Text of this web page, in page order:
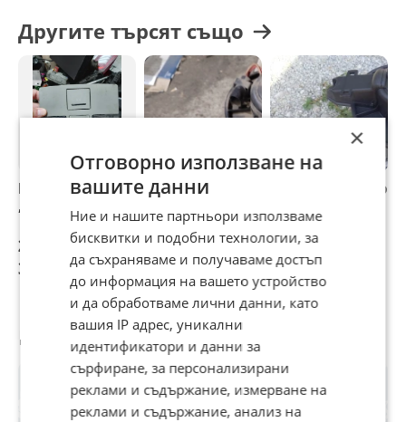
Другите търсят също
Плафон за AUDI A6
, c5 , 4H0947105B
20 €
39,12 лв
Вентилатор парно
20 €
39,12 лв
Вентилатор парно
20,45 €
40 лв
Потребител
×
Отговорно използване на
вашите данни
Ние и нашите партньори използваме
бисквитки и подобни технологии, за
да съхраняваме и получаваме достъп
до информация на вашето устройство
и да обработваме лични данни, като
вашия IP адрес, уникални
идентификатори и данни за
сърфиране, за персонализирани
реклами и съдържание, измерване на
реклами и съдържание, анализ на